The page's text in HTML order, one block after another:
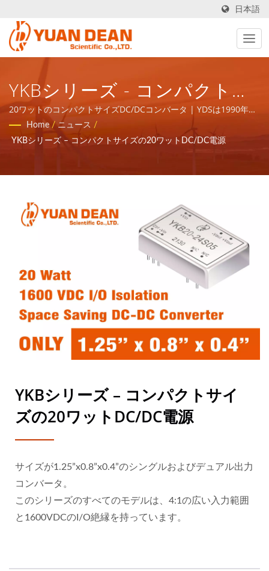
日本語
YKBシリーズ - コンパクトサ
イズの20ワットDC/DC電源 -
ISO 9001/ISO 14001/IATF
SCIENTIFIC CO., LTD.
20ワットのコンパクトサイズDC/DCコンバータ | YDSは1990年に
台湾の台南で設立され、当社の工場であるホウマオエレクトロニ
クスは1995年に中国の厦門で設立されました。私たちはISO
Home / ニュース /
YKBシリーズ – コンパクトサイズの20ワットDC/DC電源
YKBシリーズ – コンパクトサイ
ズの20ワットDC/DC電源
サイズが1.25”x0.8”x0.4”のシングルおよびデュアル出力
コンバータ。
このシリーズのすべてのモデルは、4:1の広い入力範囲
と1600VDCのI/O絶縁を持っています。